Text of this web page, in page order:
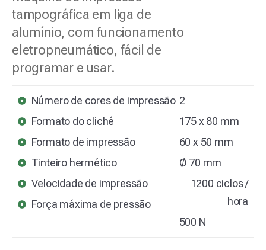
tampográfica em liga de
alumínio, com funcionamento
eletropneumático, fácil de
programar e usar.
Número de cores de impressão
Formato do cliché
Formato de impressão
Tinteiro hermético
Velocidade de impressão
Força máxima de pressão
2
175 x 80 mm
60 x 50 mm
Ø 70 mm
1200 ciclos /
hora
500 N